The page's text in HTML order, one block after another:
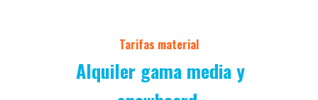
Tarifas material
Alquiler gama media y